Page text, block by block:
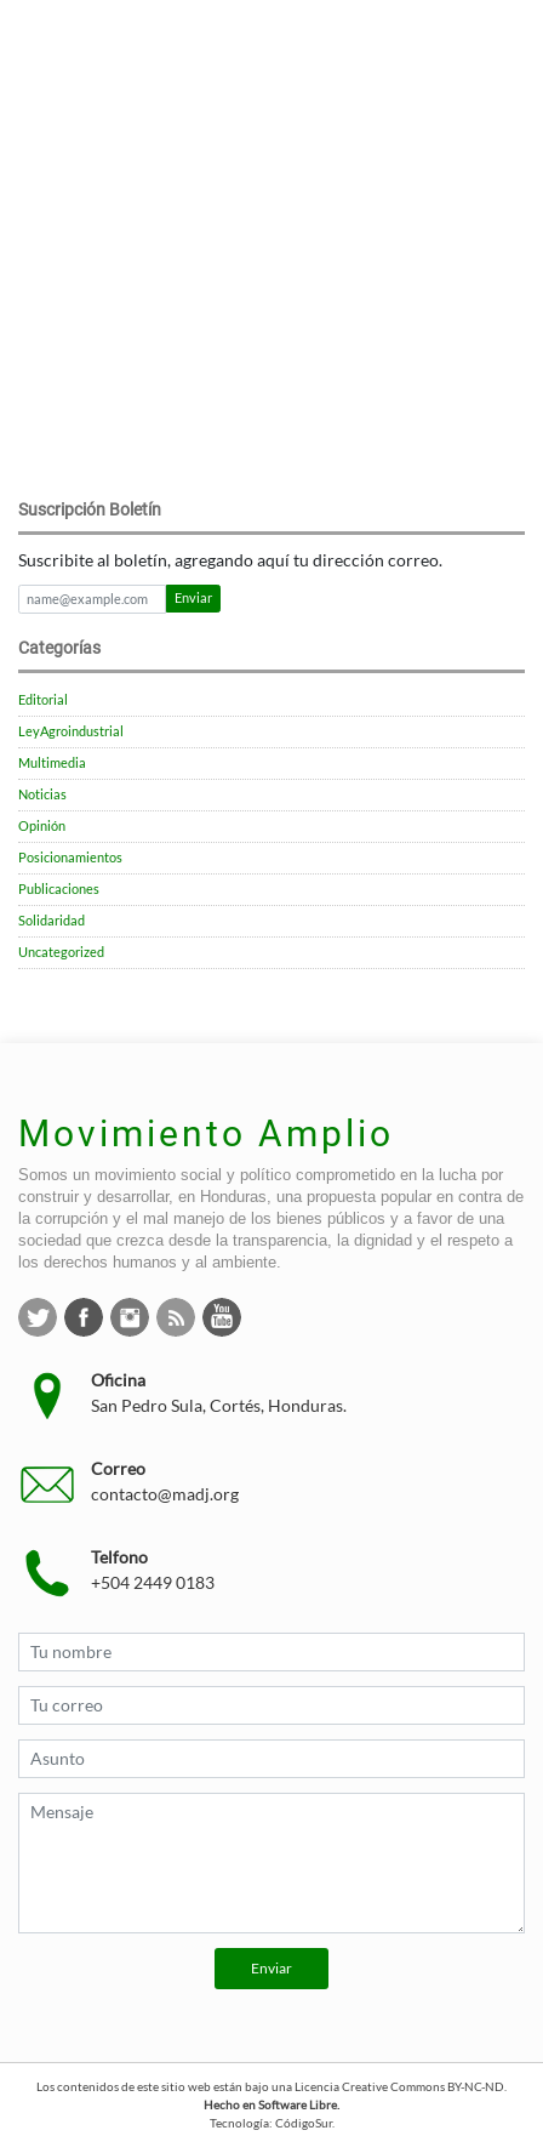
Suscripción Boletín
Suscribite al boletín, agregando aquí tu dirección correo.
Enviar
Categorías
Editorial
LeyAgroindustrial
Multimedia
Noticias
Opinión
Posicionamientos
Publicaciones
Solidaridad
Uncategorized
Movimiento Amplio
Somos un movimiento social y político comprometido en la lucha por
construir y desarrollar, en Honduras, una propuesta popular en contra de
la corrupción y el mal manejo de los bienes públicos y a favor de una
sociedad que crezca desde la transparencia, la dignidad y el respeto a
los derechos humanos y al ambiente.
Oficina
San Pedro Sula, Cortés, Honduras.
Correo
contacto@madj.org
Telfono
+504 2449 0183
Enviar
Los contenidos de este sitio web están bajo unaLicencia Creative Commons BY-NC-ND
Hecho en Software Libre.
Tecnología: CódigoSur.